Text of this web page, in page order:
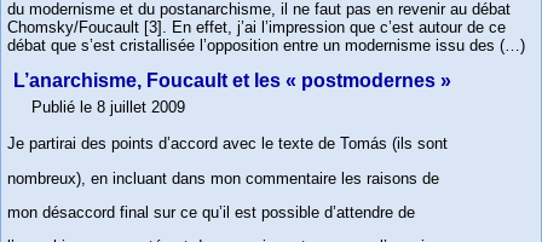
du modernisme et du postanarchisme, il ne faut pas en revenir au débat
Chomsky/Foucault [3]. En effet, j’ai l’impression que c’est autour de ce
débat que s’est cristallisée l’opposition entre un modernisme issu des (…)
L’anarchisme, Foucault et les « postmodernes »
Publié le 8 juillet 2009
Je partirai des points d’accord avec le texte de Tomás (ils sont
nombreux), en incluant dans mon commentaire les raisons de
mon désaccord final sur ce qu’il est possible d’attendre de